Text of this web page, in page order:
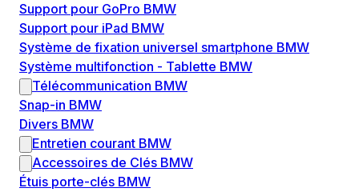
Support pour GoPro BMW
Support pour iPad BMW
Système de fixation universel smartphone BMW
Système multifonction - Tablette BMW
Télécommunication BMW
Snap-in BMW
Divers BMW
Entretien courant BMW
Accessoires de Clés BMW
Étuis porte-clés BMW